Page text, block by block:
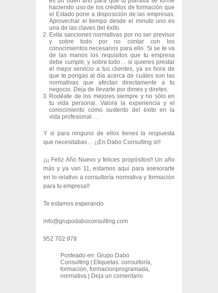
haciendo uso de los créditos de formación que
el Estado pone a disposición de las empresas.
Aprovechar el tiempo desde el minuto uno es
una de las claves del éxito.
Evita sanciones normativas por no ser previsor
y sobre todo por no contar con los
conocimientos necesarios para ello. Si se te va
de las manos los requisitos que tu empresa
debe cumplir, y sobre todo… si quieres prestar
el mejor servicio a tus clientes, ya es hora de
que te pongas al día acerca de cuáles son las
normativas que afectan directamente a tu
negocio. Deja de llevarte por dimes y diretes.
Rodéate de los mejores siempre y no sólo en
tu vida personal. Valora la experiencia y el
conocimiento como sustento del éxito en la
vida profesional….
Y si para ninguno de ellos tienes la respuesta
que necesitabas… ¡¡En Dabo Consulting si!!
¡¡¡ Feliz Año Nuevo y felices propósitos!! Un año
más y ya van 11, estamos aquí para asesorarte
en lo relativo a consultoría normativa y formación
para tu empresa!!
Te estamos esperando
info@grupodaboconsulting.com
952 702 978
Posteado en: Grupo Dabo
Consulting
Etiquetas: consultoría,
formación, formacionprogramada,
normativa
Deja un comentario